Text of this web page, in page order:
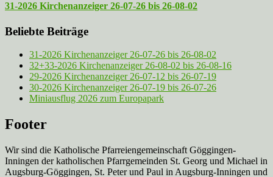
31-2026 Kirchenanzeiger 26-07-26 bis 26-08-02
Beliebte Beiträge
31-2026 Kirchenanzeiger 26-07-26 bis 26-08-02
32+33-2026 Kirchenanzeiger 26-08-02 bis 26-08-16
29-2026 Kirchenanzeiger 26-07-12 bis 26-07-19
30-2026 Kirchenanzeiger 26-07-19 bis 26-07-26
Miniausflug 2026 zum Europapark
Footer
Wir sind die Katholische Pfarreien­gemeinschaft Göggingen-
Inningen der katholischen Pfarrgemeinden St. Georg und Michael in
Augsburg-Göggingen, St. Peter und Paul in Augsburg-Inningen und